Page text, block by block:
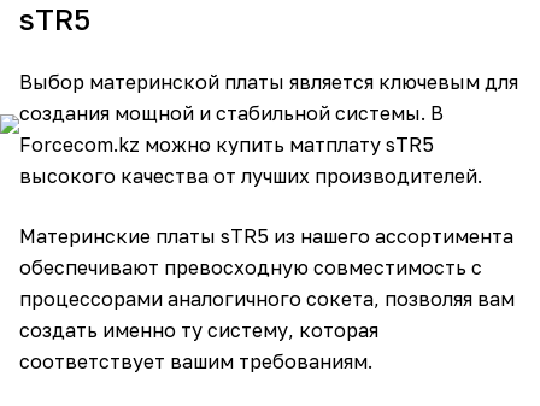
sTR5
Выбор материнской платы является ключевым для
создания мощной и стабильной системы. В
Forcecom.kz можно купить матплату sTR5
высокого качества от лучших производителей.
Материнские платы sTR5 из нашего ассортимента
обеспечивают превосходную совместимость с
процессорами аналогичного сокета, позволяя вам
создать именно ту систему, которая
соответствует вашим требованиям.